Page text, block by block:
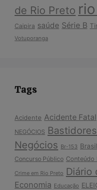
de Rio Preto
Caipira saúde Série B
Votuporanga
Tags
Acidente Acidente Fatal
NEGÓCIOS
Negócios Br-153
Concurso Público Conteúdo
Crime em Rio Preto Diário
Economia Educação